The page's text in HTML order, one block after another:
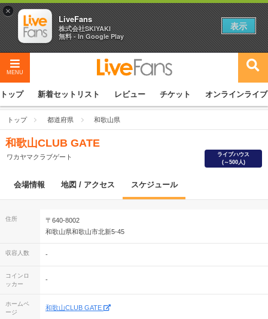
MENU
トップ 新着セットリスト レビュー チケット オンラインライブ
トップ 都道府県 和歌山県
和歌山CLUB GATE
ワカヤマクラブゲート
ライブハウス
(～500人)
会場情報 地図 / アクセス スケジュール
住所
〒640-8002
和歌山県和歌山市北新5-45
収容人数 -
コインロ
ッカー
-
ホームペ
ージ
和歌山CLUB GATE
×
LiveFans
株式会社SKIYAKI
無料 - In Google Play
表示